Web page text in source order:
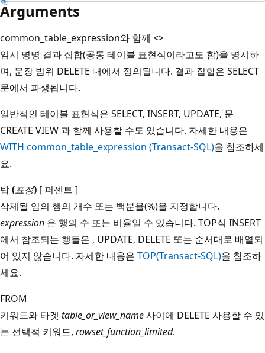
Arguments
common_table_expression와 함께 <>
임시 명명 결과 집합(공통 테이블 표현식이라고도 함)을 명시하
며, 문장 범위 DELETE 내에서 정의됩니다. 결과 집합은 SELECT
문에서 파생됩니다.
일반적인 테이블 표현식은 SELECT, INSERT, UPDATE, 문
CREATE VIEW 과 함께 사용할 수도 있습니다. 자세한 내용은
WITH common_table_expression (Transact-SQL)을 참조하세
요.
탑(표정) [ 퍼센트 ]
삭제될 임의 행의 개수 또는 백분율(%)을 지정합니다.
expression 은 행의 수 또는 비율일 수 있습니다. TOP식 INSERT
에서 참조되는 행들은 , UPDATE, DELETE 또는 순서대로 배열되
어 있지 않습니다. 자세한 내용은 TOP(Transact-SQL)을 참조하
세요.
FROM
키워드와 타겟 table_or_view_name사이에 DELETE 사용할 수 있
는 선택적 키워드, rowset_function_limited.